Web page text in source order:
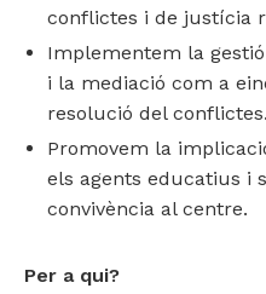
conflictes i de justícia
Implementem la
i la mediació com a
resolució del conflictes.
Promovem la
els agents educatius i
convivència al centre.
Per a qui?